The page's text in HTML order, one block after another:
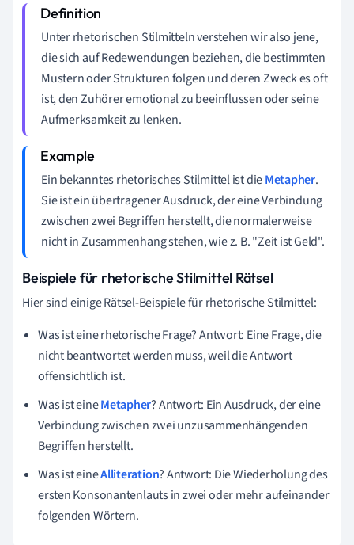
Unter rhetorischen Stilmitteln verstehen wir also jene,
die sich auf Redewendungen beziehen, die bestimmten
Mustern oder Strukturen folgen und deren Zweck es oft
ist, den Zuhörer emotional zu beeinflussen oder seine
Aufmerksamkeit zu lenken.
Ein bekanntes rhetorisches Stilmittel ist dieMetapher.
Sie ist ein übertragener Ausdruck, der eine Verbindung
zwischen zwei Begriffen herstellt, die normalerweise
nicht in Zusammenhang stehen, wie z. B. "Zeit ist Geld".
Beispiele für rhetorische Stilmittel Rätsel
Hier sind einige Rätsel-Beispiele für rhetorische Stilmittel:
Was ist eine rhetorische Frage? Antwort: Eine Frage, die
nicht beantwortet werden muss, weil die Antwort
offensichtlich ist.
Was ist eineMetapher? Antwort: Ein Ausdruck, der eine
Verbindung zwischen zwei unzusammenhängenden
Begriffen herstellt.
Was ist eineAlliteration? Antwort: Die Wiederholung des
ersten Konsonantenlauts in zwei oder mehr aufeinander
folgenden Wörtern.